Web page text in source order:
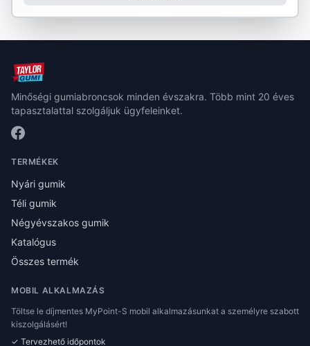
Minőségi gumiabroncsok minden évszakra. Több mint 20 éves
tapasztalattal szolgáljuk ügyfeleinket.
TERMÉKEK
Nyári gumik
Téli gumik
Négyévszakos gumik
Katalógus
Összes termék
MOBIL ALKALMAZÁS
Töltse le díjmentes MyPoint-S mobil alkalmazásunkat a személyre szabott
kiszolgálásért!
✓ Tervezhető időpontok